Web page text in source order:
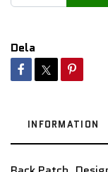
Dela
INFORMATION